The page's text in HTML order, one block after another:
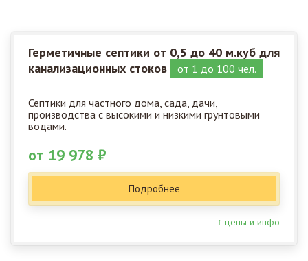
Герметичные септики от 0,5 до 40 м.куб для
канализационных стоков
от 1 до 100 чел.
Септики для частного дома, сада, дачи,
производства с высокими и низкими грунтовыми
водами.
от 19 978 ₽
Подробнее
↑ цены и инфо